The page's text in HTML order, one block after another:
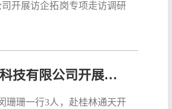
开展访企拓岗专项走访调研
【访企拓岗】旅游与体育健康学院赴桂林通天开泰生物科技有限公司开展访企拓岗促就业专项行动
珊珊一行3人，赴桂林通天开